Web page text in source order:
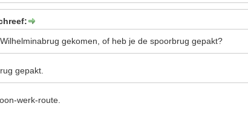
gekomen, of heb je de spoorbrug gepakt?
gepakt.
werk-route.